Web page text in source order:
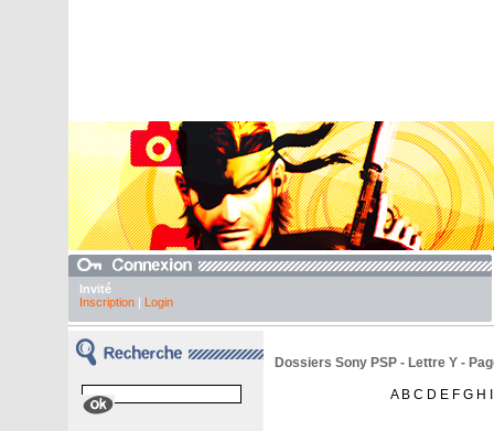
Invité
Inscription| Login
Dossiers Sony PSP - Lettre Y -
A B C D E F G H